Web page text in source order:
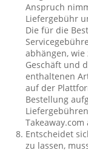
Anspruch
Liefergebühr
Die für die
abhängen,
Geschäft und
enthaltenen
auf der
Bestellung
Entscheidet
zu lassen,